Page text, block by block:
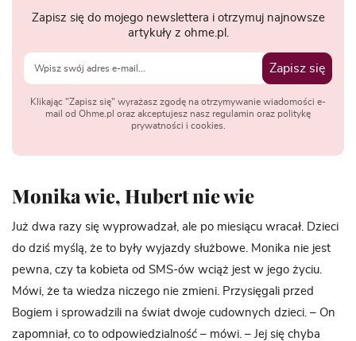
Zapisz się do mojego newslettera i otrzymuj najnowsze
artykuły z ohme.pl.
Zapisz się
Klikając "Zapisz się" wyrażasz zgodę na otrzymywanie wiadomości e-
mail od Ohme.pl oraz akceptujesz nasz regulamin oraz politykę
prywatności i cookies.
Monika wie, Hubert nie wie
Już dwa razy się wyprowadzał, ale po miesiącu wracał. Dzieci
do dziś myślą, że to były wyjazdy służbowe. Monika nie jest
pewna, czy ta kobieta od SMS-ów wciąż jest w jego życiu.
Mówi, że ta wiedza niczego nie zmieni. Przysięgali przed
Bogiem i sprowadzili na świat dwoje cudownych dzieci. – On
zapomniał, co to odpowiedzialność – mówi. – Jej się chyba